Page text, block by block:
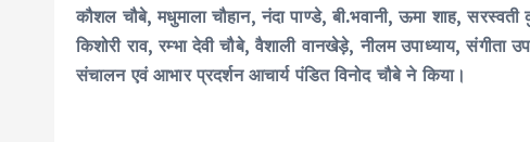
कौशल चौबे, मधुमाला चौहान, नंदा पाण्डे, बी.भवानी, ऊमा शाह,
किशोरी राव, रम्भा देवी चौबे, वैशाली वानखेड़े, नीलम उपाध्याय, संगीता
संचालन एवं आभार प्रदर्शन आचार्य पंडित विनोद चौबे ने किया।